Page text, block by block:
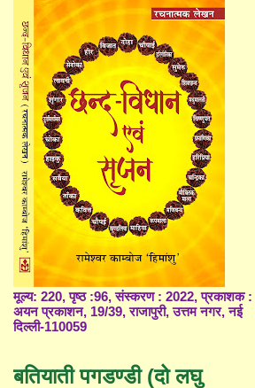
मूल्य: 220, पृष्ठ :96, संस्करण : 2022, प्रकाशक :
अयन प्रकाशन, 19/39, राजापुरी, उत्तम नगर, नई
दिल्ली-110059
बतियाती पगडण्डी (दो लघु